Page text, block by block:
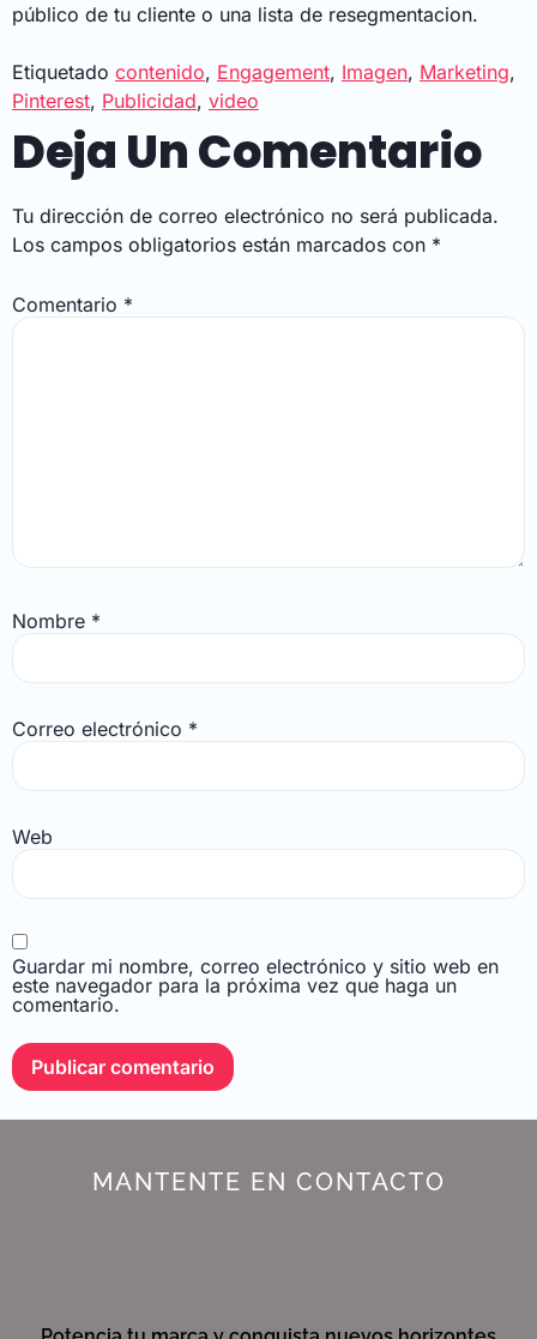
público de tu cliente o una lista de resegmentacion.
Etiquetado contenido, Engagement, Imagen, Marketing,
Pinterest, Publicidad, video
Deja Un Comentario
Tu dirección de correo electrónico no será publicada.
Los campos obligatorios están marcados con *
Comentario *
Nombre *
Correo electrónico *
Web
Guardar mi nombre, correo electrónico y sitio web en
este navegador para la próxima vez que haga un
comentario.
MANTENTE EN CONTACTO